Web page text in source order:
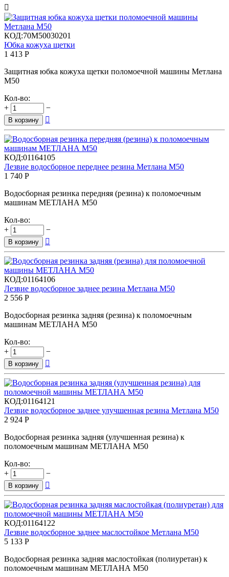

КОД:70М50030201
Юбка кожуха щетки
1 413 Р
Защитная юбка кожуха щетки поломоечной машины Метлана
М50
Кол-во:
+
−
В корзину 
КОД:01164105
Лезвие водосборное переднее резина Метлана М50
1 740 Р
Водосборная резинка передняя (резина) к поломоечным
машинам МЕТЛАНА М50
Кол-во:
+
−
В корзину 
КОД:01164106
Лезвие водосборное заднее резина Метлана М50
2 556 Р
Водосборная резинка задняя (резина) к поломоечным
машинам МЕТЛАНА М50
Кол-во:
+
−
В корзину 
КОД:01164121
Лезвие водосборное заднее улучшенная резина Метлана М50
2 924 Р
Водосборная резинка задняя (улучшенная резина) к
поломоечным машинам МЕТЛАНА М50
Кол-во:
+
−
В корзину 
КОД:01164122
Лезвие водосборное заднее маслостойкое Метлана М50
5 133 Р
Водосборная резинка задняя маслостойкая (полиуретан) к
поломоечным машинам МЕТЛАНА М50